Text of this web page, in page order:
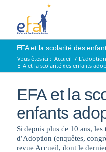
EFA et la scolarité des
Vous êtes ici : Accueil / L’adoption
EFA et la scolarité des enfants
EFA et la
enfants
Si depuis plus de 10 ans,
d’Adoption (enquêtes,
revue Accueil, dont le